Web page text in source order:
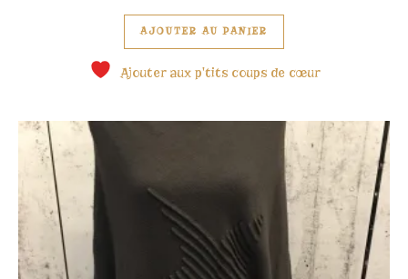
AJOUTER AU PANIER
Ajouter aux p'tits coups de cœur